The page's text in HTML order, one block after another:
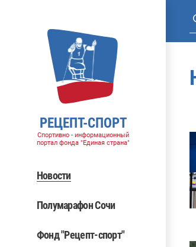
РЕЦЕПТ-СПОРТ
Спортивно - информационный
портал фонда "Единая страна"
Новости
Полумарафон Сочи
Фонд "Рецепт-спорт"